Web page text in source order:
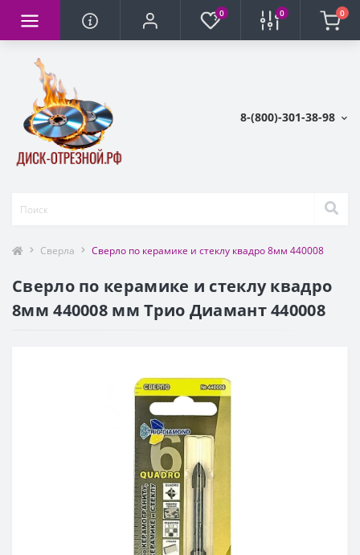
0 0 0
8-(800)-301-38-98
Сверла Сверло по керамике и стеклу квадро 8мм 440008
Сверло по керамике и стеклу квадро
8мм 440008 мм Трио Диамант 440008